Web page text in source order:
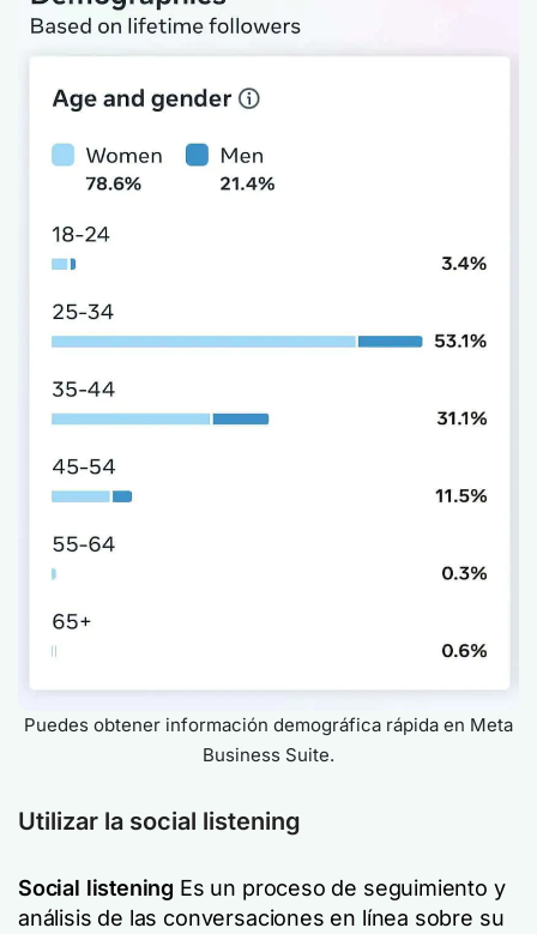
Puedes obtener información demográfica rápida en Meta
Business Suite.
Utilizar la social listening
Social listening Es un proceso de seguimiento y
análisis de las conversaciones en línea sobre su